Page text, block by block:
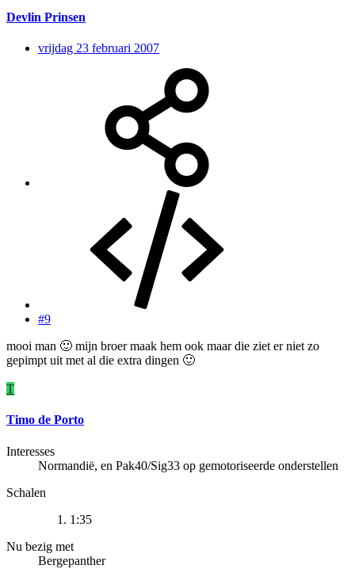
Devlin Prinsen
vrijdag 23 februari 2007
#9
mooi man 🙂 mijn broer maak hem ook maar die ziet er niet zo
gepimpt uit met al die extra dingen 🙂
T
Timo de Porto
Interesses
Normandië, en Pak40/Sig33 op gemotoriseerde onderstellen
Schalen
1:35
Nu bezig met
Bergepanther